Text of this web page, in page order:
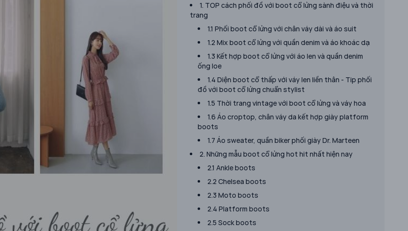
1. TOP cách phối đồ với boot cổ lửng sành điệu và thời
trang
1.1 Phối boot cổ lửng với chân váy dài và áo suit
1.2 Mix boot cổ lửng với quần denim và áo khoác dạ
1.3 Kết hợp boot cổ lửng với áo len và quần denim
ống loe
1.4 Diện boot cổ thấp với váy len liền thân - Tip phối
đồ với boot cổ lửng chuẩn stylist
1.5 Thời trang vintage với boot cổ lửng và váy hoa
1.6 Áo croptop, chân váy da kết hợp giày platform
boots
1.7 Áo sweater, quần biker phối giày Dr. Marteen
2. Những mẫu boot cổ lửng hot hit nhất hiện nay
2.1 Ankle boots
2.2 Chelsea boots
2.3 Moto boots
2.4 Platform boots
2.5 Sock boots